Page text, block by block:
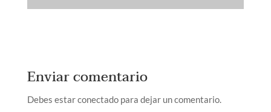
Enviar comentario
Debes estar conectado para dejar un comentario.